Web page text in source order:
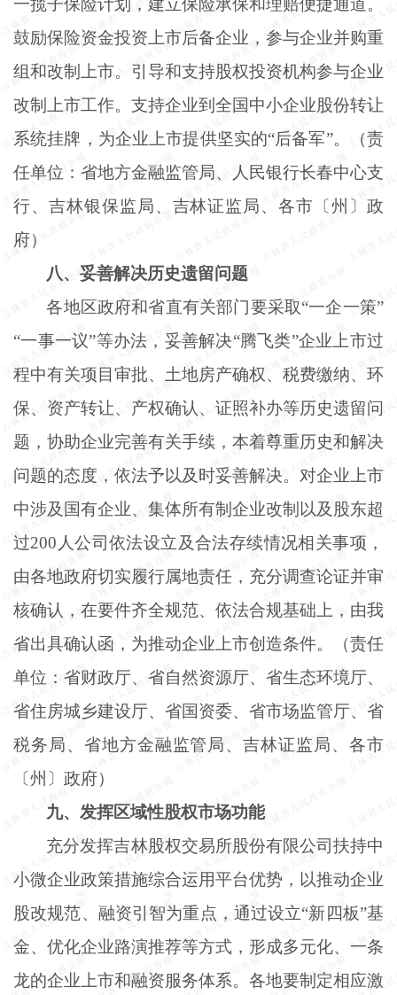
一揽子保险计划，建立保险承保和理赔便捷通道。
鼓励保险资金投资上市后备企业，参与企业并购重
组和改制上市。引导和支持股权投资机构参与企业
改制上市工作。支持企业到全国中小企业股份转让
系统挂牌，为企业上市提供坚实的“后备军”。（责
任单位：省地方金融监管局、人民银行长春中心支
行、吉林银保监局、吉林证监局、各市〔州〕政
府）
八、妥善解决历史遗留问题
各地区政府和省直有关部门要采取“一企一策”
“一事一议”等办法，妥善解决“腾飞类”企业上市过
程中有关项目审批、土地房产确权、税费缴纳、环
保、资产转让、产权确认、证照补办等历史遗留问
题，协助企业完善有关手续，本着尊重历史和解决
问题的态度，依法予以及时妥善解决。对企业上市
中涉及国有企业、集体所有制企业改制以及股东超
过200人公司依法设立及合法存续情况相关事项，
由各地政府切实履行属地责任，充分调查论证并审
核确认，在要件齐全规范、依法合规基础上，由我
省出具确认函，为推动企业上市创造条件。（责任
单位：省财政厅、省自然资源厅、省生态环境厅、
省住房城乡建设厅、省国资委、省市场监管厅、省
税务局、省地方金融监管局、吉林证监局、各市
〔州〕政府）
九、发挥区域性股权市场功能
充分发挥吉林股权交易所股份有限公司扶持中
小微企业政策措施综合运用平台优势，以推动企业
股改规范、融资引智为重点，通过设立“新四板”基
金、优化企业路演推荐等方式，形成多元化、一条
龙的企业上市和融资服务体系。各地要制定相应激